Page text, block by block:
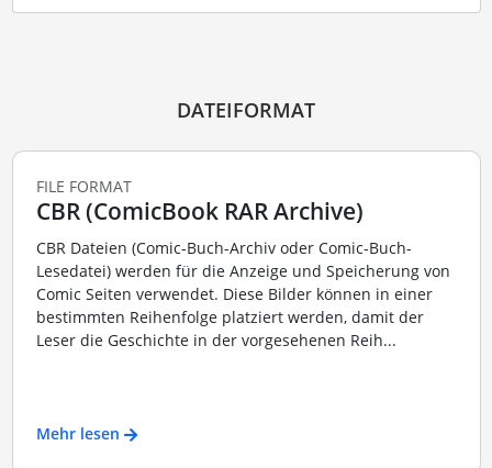
DATEIFORMAT
FILE FORMAT
CBR (ComicBook RAR Archive)
CBR Dateien (Comic-Buch-Archiv oder Comic-Buch-
Lesedatei) werden für die Anzeige und Speicherung von
Comic Seiten verwendet. Diese Bilder können in einer
bestimmten Reihenfolge platziert werden, damit der
Leser die Geschichte in der vorgesehenen Reih...
Mehr lesen